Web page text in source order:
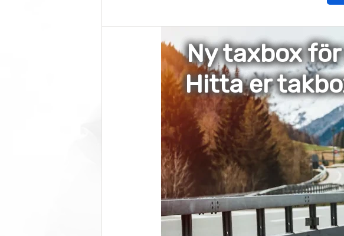
Ny taxbox
Hitta er